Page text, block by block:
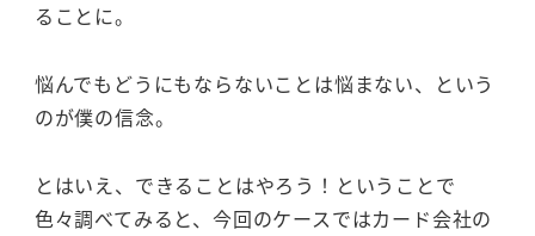
ることに。
悩んでもどうにもならないことは悩まない、という
のが僕の信念。
とはいえ、できることはやろう！ということで
色々調べてみると、今回のケースではカード会社の